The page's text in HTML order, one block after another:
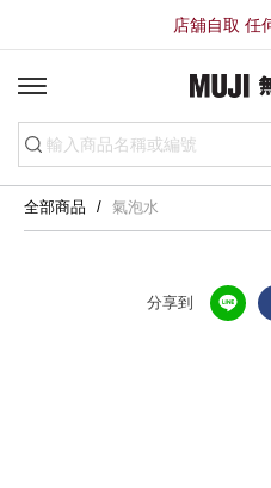
店舖自取 任
全部商品 氣泡水
分享到